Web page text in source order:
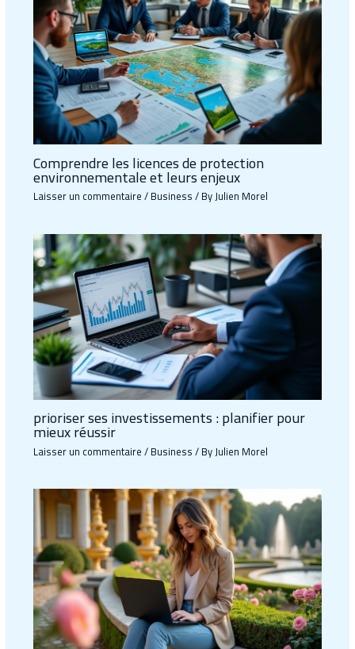
Comprendre les licences de protection
environnementale et leurs enjeux
Laisser un commentaire/Business/ ByJulien Morel
prioriser ses investissements : planifier pour
mieux réussir
Laisser un commentaire/Business/ ByJulien Morel